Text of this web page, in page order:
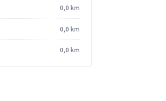
0,0 km
0,0 km
0,0 km